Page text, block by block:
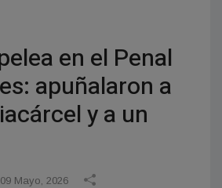
en el Penal
apuñalaron a
y a un
09 Mayo, 2026